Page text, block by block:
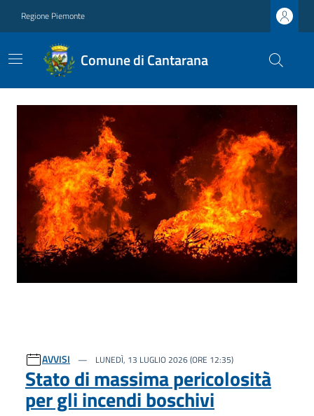
Regione Piemonte
Comune di Cantarana
Ultime notizie
AVVISI LUNEDÌ, 13 LUGLIO 2026 (ORE 12:35)
Stato di massima pericolosità
per gli incendi boschivi